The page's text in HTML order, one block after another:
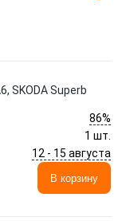
SKODA Superb
86%
1 шт.
12 - 15 августа
В корзину